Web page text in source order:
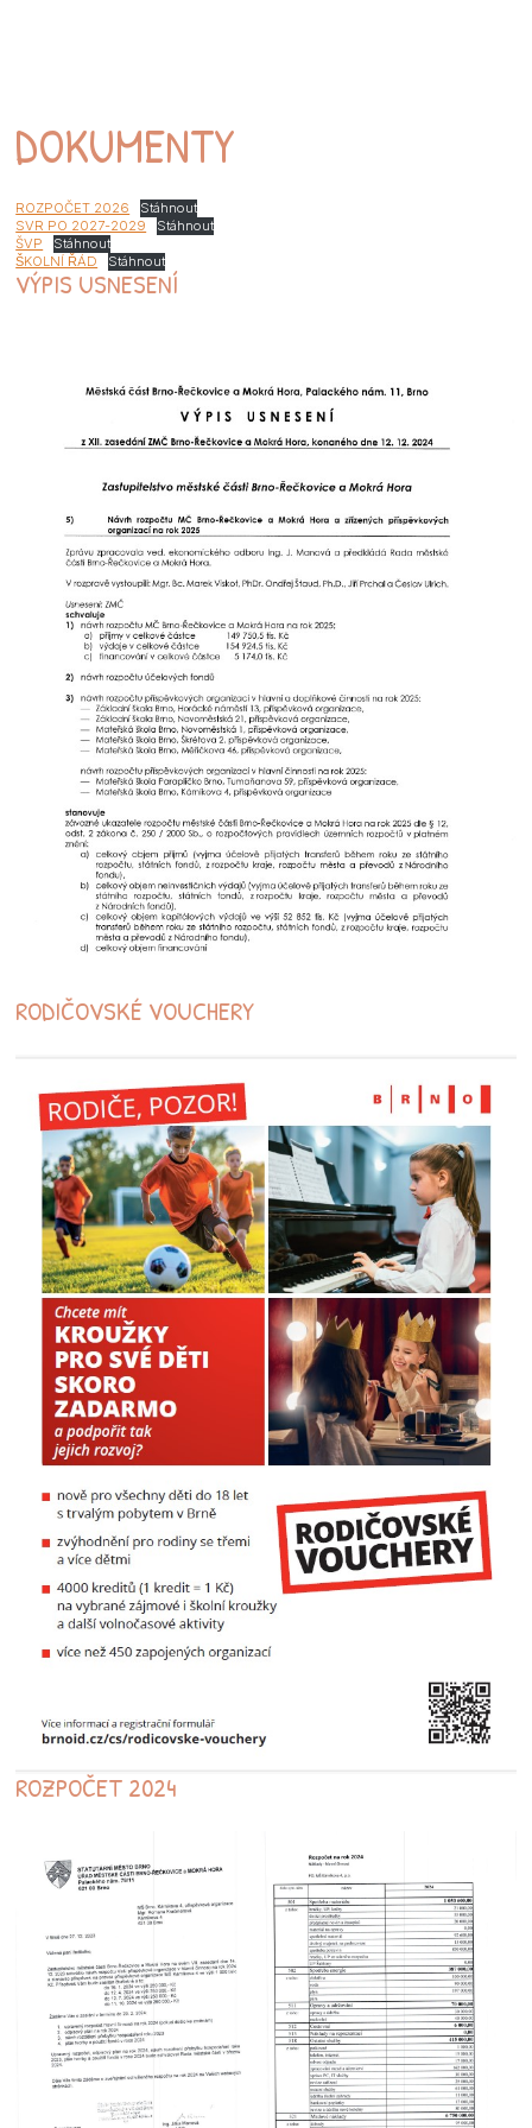
DOKUMENTY
ROZPOČET 2026
Stáhnout
SVR PO 2027-2029
Stáhnout
ŠVP
Stáhnout
ŠKOLNÍ ŘÁD
Stáhnout
VÝPIS USNESENÍ
RODIČOVSKÉ VOUCHERY
ROZPOČET 2024